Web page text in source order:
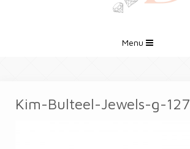
Menu
Kim-Bulteel-Jewels-g-127